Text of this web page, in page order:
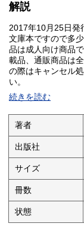
解説
2017年10月25日
文庫本ですので多
品は成人向け商品
載品、通販商品は
の際はキャンセル
い。
続きを読む
著者
出版社
サイズ
冊数
状態